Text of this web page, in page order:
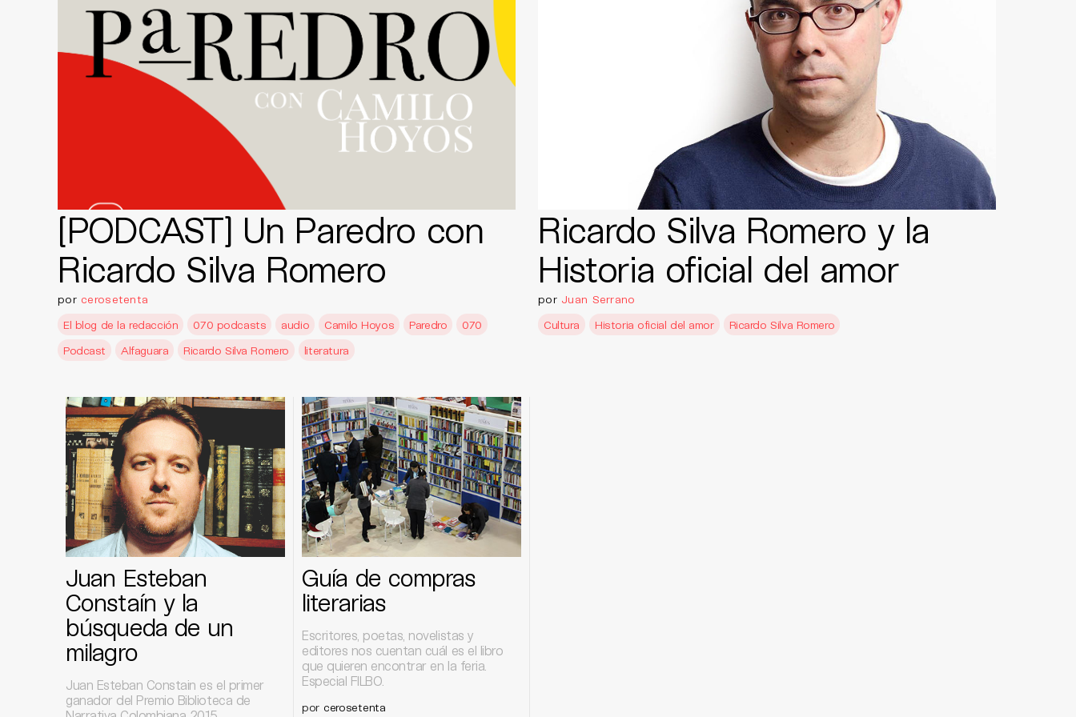
[PODCAST] Un Paredro con
Ricardo Silva Romero
por cerosetenta
El blog de la redacción
070 podcasts audio Camilo Hoyos Paredro
070
Podcast
Alfaguara Ricardo Silva Romero literatura
Ricardo Silva Romero y la
Historia oficial del amor
por Juan Serrano
Cultura
Historia oficial del amor Ricardo Silva Romero
Juan Esteban
Constaín y la
búsqueda de un
milagro
Juan Esteban Constain es el primer
ganador del Premio Biblioteca de
Guía de compras
literarias
Escritores, poetas, novelistas y
editores nos cuentan cuál es el libro
que quieren encontrar en la feria.
Especial FILBO.
por cerosetenta